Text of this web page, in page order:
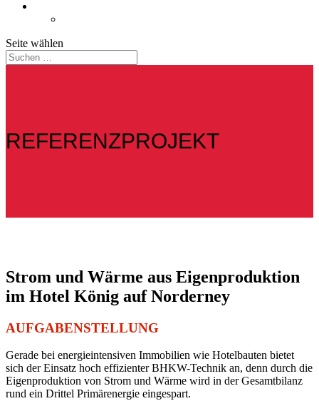
Seite wählen
REFERENZPROJEKT
Strom und Wärme aus Eigenproduktion
im Hotel König auf Norderney
AUFGABENSTELLUNG
Gerade bei energieintensiven Immobilien wie Hotelbauten bietet
sich der Einsatz hoch effizienter BHKW-Technik an, denn durch die
Eigenproduktion von Strom und Wärme wird in der Gesamtbilanz
rund ein Drittel Primärenergie eingespart.